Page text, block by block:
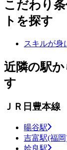
こだわり
トを探す
スキルが身
近隣の駅
す
ＪＲ日豊本線
暘谷駅
吉富駅(福